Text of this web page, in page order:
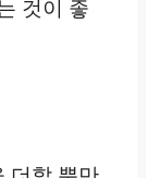
것이 좋